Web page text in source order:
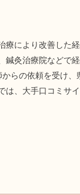
により改善した
灸治療院などで
らの依頼を受け
、大手口コミサ